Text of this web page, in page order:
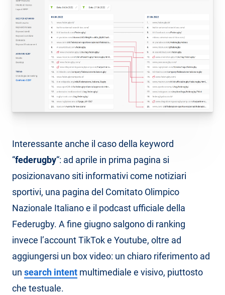
Interessante anche il caso della keyword
“federugby“: ad aprile in prima pagina si
posizionavano siti informativi come notiziari
sportivi, una pagina del Comitato Olimpico
Nazionale Italiano e il podcast ufficiale della
Federugby. A fine giugno salgono di ranking
invece l’account TikTok e Youtube, oltre ad
aggiungersi un box video: un chiaro riferimento ad
un search intent multimediale e visivo, piuttosto
che testuale.